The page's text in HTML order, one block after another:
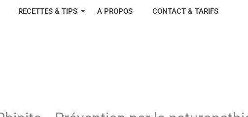
RECETTES & TIPS A PROPOS CONTACT & TARIFS